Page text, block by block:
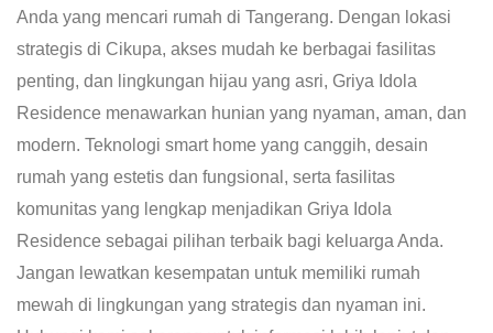
Anda yang mencari rumah di Tangerang. Dengan lokasi
strategis di Cikupa, akses mudah ke berbagai fasilitas
penting, dan lingkungan hijau yang asri, Griya Idola
Residence menawarkan hunian yang nyaman, aman, dan
modern. Teknologi smart home yang canggih, desain
rumah yang estetis dan fungsional, serta fasilitas
komunitas yang lengkap menjadikan Griya Idola
Residence sebagai pilihan terbaik bagi keluarga Anda.
Jangan lewatkan kesempatan untuk memiliki rumah
mewah di lingkungan yang strategis dan nyaman ini.